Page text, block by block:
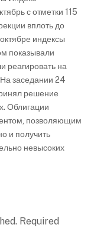
с отметки 115
вплоть до
индексы
показывали
реагировать на
заседании 24
решение
Облигации
позволяющим
и получить
невысоких
Required